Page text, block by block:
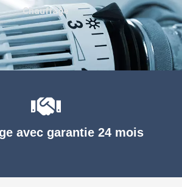
avec garantie 24 mois
Chauffage